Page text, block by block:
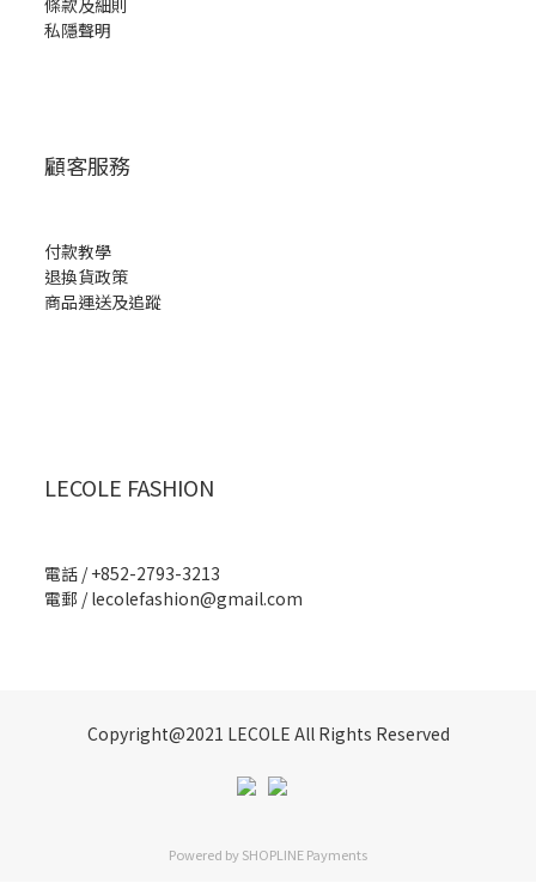
條款及細則
私隱聲明
顧客服務
付款教學
退換貨政策
商品運送及追蹤
LECOLE FASHION
電話 / +852-2793-3213
電郵 / lecolefashion@gmail.com
Copyright@2021 LECOLE All Rights Reserved
Powered bySHOPLINE Payments